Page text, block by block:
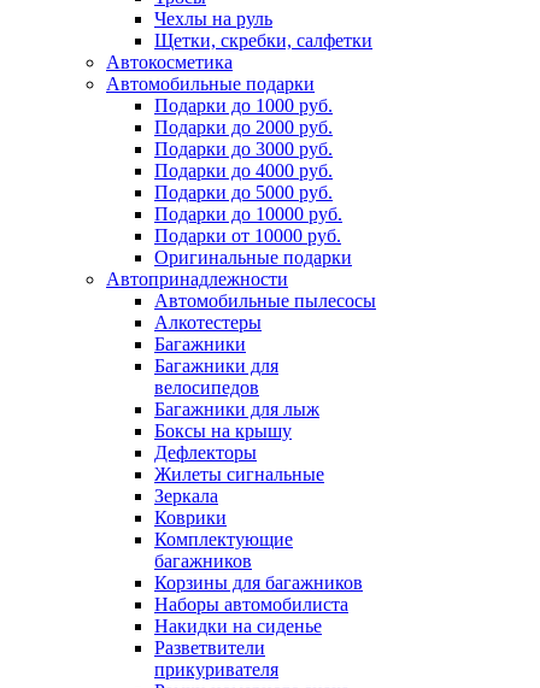
Чехлы на руль
Щетки, скребки, салфетки
Автокосметика
Автомобильные подарки
Подарки до 1000 руб.
Подарки до 2000 руб.
Подарки до 3000 руб.
Подарки до 4000 руб.
Подарки до 5000 руб.
Подарки до 10000 руб.
Подарки от 10000 руб.
Оригинальные подарки
Автопринадлежности
Автомобильные пылесосы
Алкотестеры
Багажники
Багажники для
велосипедов
Багажники для лыж
Боксы на крышу
Дефлекторы
Жилеты сигнальные
Зеркала
Коврики
Комплектующие
багажников
Корзины для багажников
Наборы автомобилиста
Накидки на сиденье
Разветвители
прикуривателя